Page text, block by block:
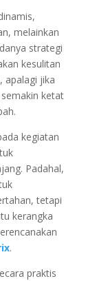
melainkan
strategi
kesulitan
apalagi jika
ketat
kegiatan
Padahal,
tetapi
kerangka
.
praktis